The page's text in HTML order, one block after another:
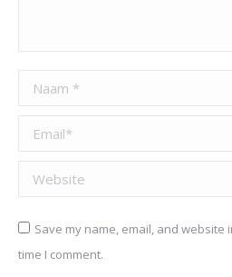
Naam *
Email *
Website
Save my name, email, and
time I comment.